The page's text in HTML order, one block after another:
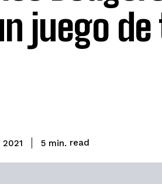
juego
5 min. read